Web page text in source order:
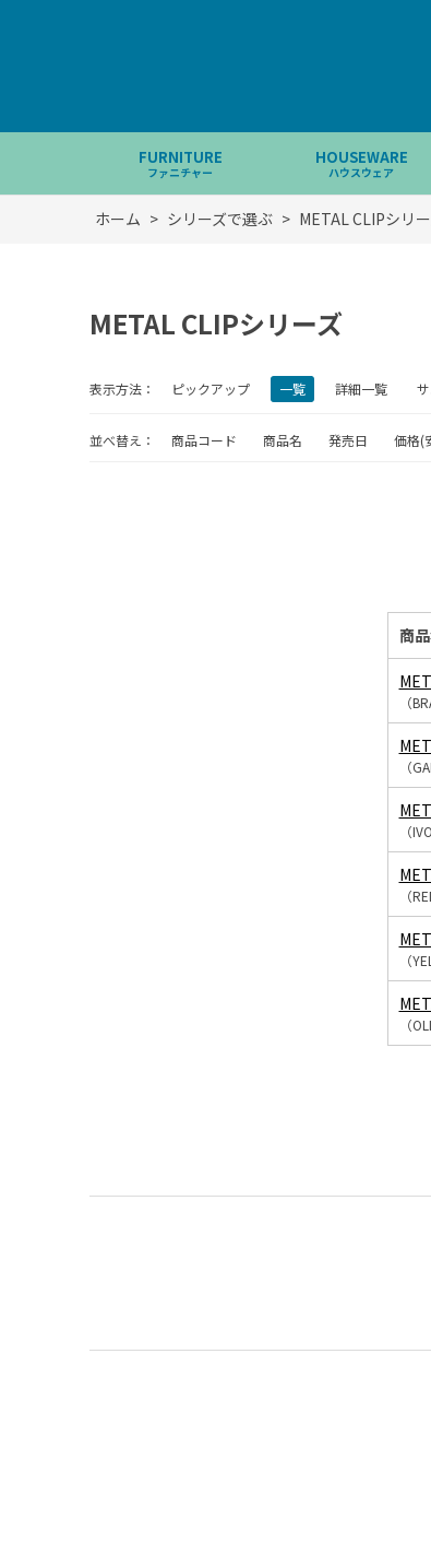
FURNITURE
ファニチャー
HOUSEWARE
ハウスウェア
ホーム > シリーズで選ぶ > METAL CLIPシリ
METAL CLIPシリーズ
表示方法： ピックアップ 一覧 詳細一覧
並べ替え： 商品コード 商品名 発売日 価格(
商
（
（
（
（
（
（